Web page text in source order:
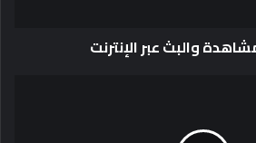
والبث عبر الإنترنت